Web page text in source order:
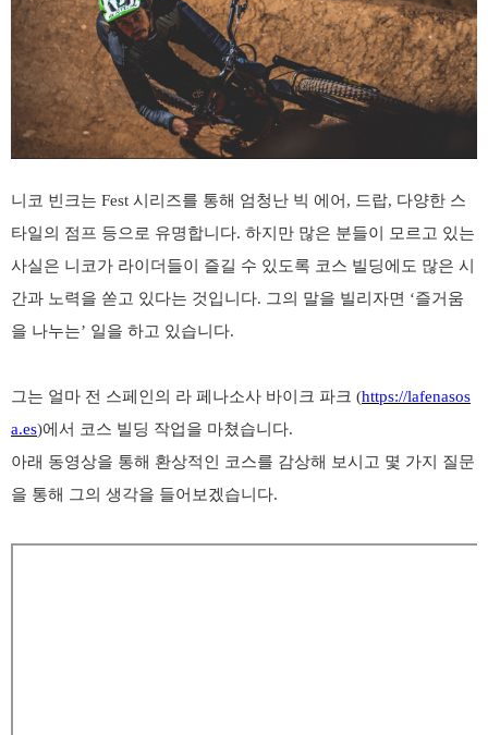
니코 빈크는 Fest 시리즈를 통해 엄청난 빅 에어 , 드랍, 다양한 스
타일의 점프 등으로 유명합니다. 하지만 많은 분들이 모르고 있는
사실은 니코가 라이더들이 즐길 수 있도록 코스 빌딩에도 많은 시
간과 노력을 쏟고 있다는 것입니다. 그의 말을 빌리자면 ‘즐거움
을 나누는’ 일을 하고 있습니다.
그는 얼마 전 스페인의 라 페나소사 바이크 파크 (https://lafenasos
a.es)에서 코스 빌딩 작업을 마쳤습니다.
아래 동영상을 통해 환상적인 코스를 감상해 보시고 몇 가지 질문
을 통해 그의 생각을 들어보겠습니다.